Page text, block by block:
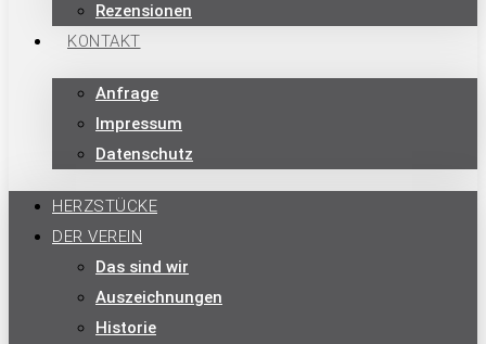
Rezensionen
KONTAKT
Anfrage
Impressum
Datenschutz
HERZSTÜCKE
DER VEREIN
Das sind wir
Auszeichnungen
Historie